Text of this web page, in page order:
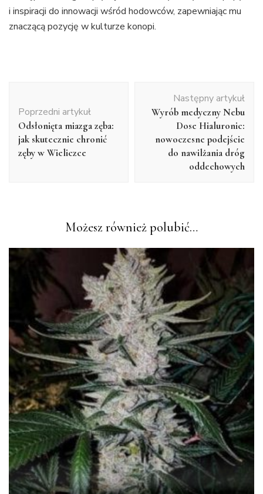
i inspiracji do innowacji wśród hodowców, zapewniając mu
znaczącą pozycję w kulturze konopi.
Poprzedni artykuł
Odsłonięta miazga zęba:
jak skutecznie chronić
zęby w Wieliczce
Następny artykuł
Wyrób medyczny Nebu
Dose Hialuronic:
nowoczesne podejście
do nawilżania dróg
oddechowych
Możesz również polubić…